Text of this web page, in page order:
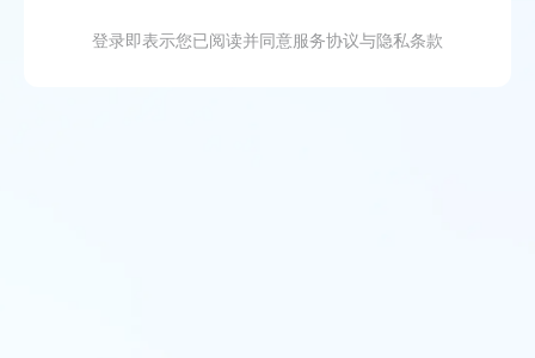
登录即表示您已阅读并同意服务协议与隐私条款